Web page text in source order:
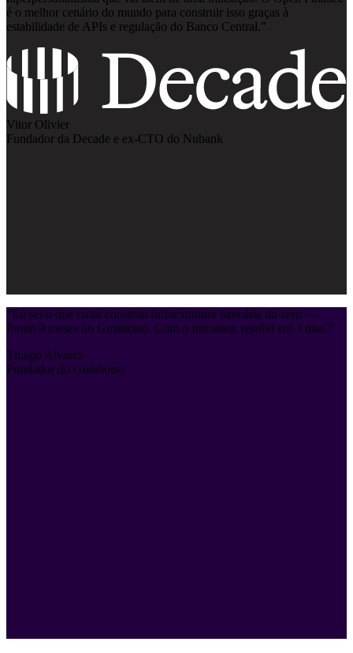
é o melhor cenário do mundo para construir isso graças à
estabilidade de APIs e regulação do Banco Central.”
Vitor Olivier
Fundador da Decade e ex-CTO do Nubank
“Eu sei o que custa construir infraestrutura bancária do zero —
foram 9 meses no Guiabolso. Com o Iniciador, resolvi em 3 dias.”
Thiago Alvarez
Fundador do Guiabolso